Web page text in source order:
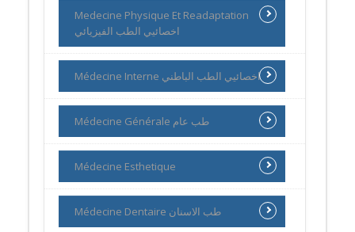
Medecine Physique Et Readaptation
اخصائيي الطب الفيزيائي
Médecine Interne اخصائيي الطب الباطني
Médecine Générale طب عام
Médecine Esthetique
Médecine Dentaire طب الاسنان